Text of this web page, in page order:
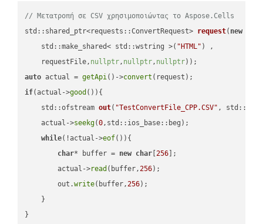
// Μετατροπή σε CSV χρησιμοποιώντας το Aspose.Cells
std::shared_ptr<requests::ConvertRequest> request( new
    std::make_shared< std::wstring >(
"HTML" ) ,
    requestFile,
nullptr, nullptr, nullptr))
auto actual = getApi()->convert
if(actual->good ()){
std::ofstream out( "TestConvertFile_CPP.CSV" ,
    actual->
seekg(0,std::ios_base::beg);
while(!actual->eof()){
char* buffer = new char [256 ];
        actual->
read (buffer,256);
        out.
write(buffer,256);
    }
}